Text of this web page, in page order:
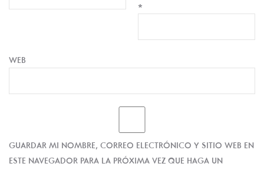
*
WEB
GUARDAR MI NOMBRE, CORREO ELECTRÓNICO Y SITIO WEB EN
ESTE NAVEGADOR PARA LA PRÓXIMA VEZ QUE HAGA UN